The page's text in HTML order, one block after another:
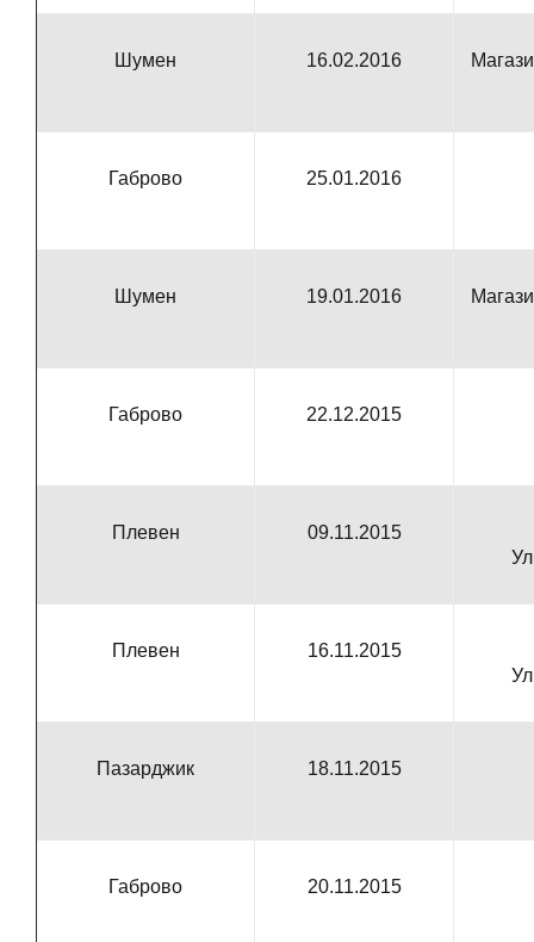
Шумен 16.02.2016
Габрово 25.01.2016
Шумен 19.01.2016
Габрово 22.12.2015
Плевен
09.11.2015
Плевен
16.11.2015
Пазарджик 18.11.2015
Габрово 20.11.2015